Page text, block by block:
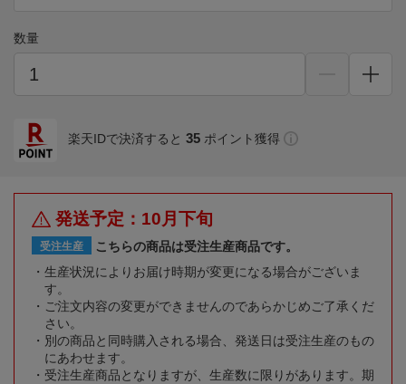
数量
楽天IDで決済すると 35 ポイント獲得
発送予定：10月下旬
受注生産
こちらの商品は受注生産商品です。
生産状況によりお届け時期が変更になる場合がございま
す。
ご注文内容の変更ができませんのであらかじめご了承くだ
さい。
別の商品と同時購入される場合、発送日は受注生産のもの
にあわせます。
受注生産商品となりますが、生産数に限りがあります。期